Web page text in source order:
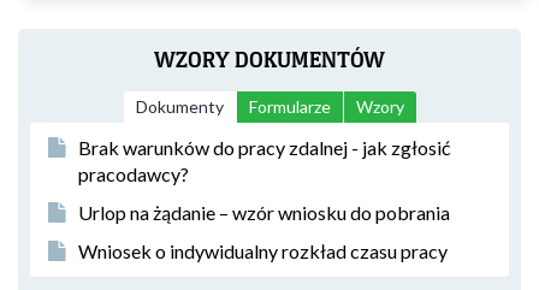
WZORY DOKUMENTÓW
Dokumenty Formularze Wzory
Brak warunków do pracy zdalnej - jak zgłosić
pracodawcy?
Urlop na żądanie – wzór wniosku do pobrania
Wniosek o indywidualny rozkład czasu pracy